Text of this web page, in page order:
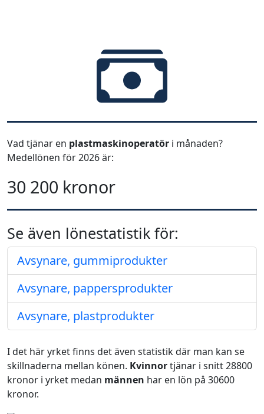
Vad tjänar en plastmaskinoperatör i månaden?
Medellönen för 2026 är:
30 200 kronor
Se även lönestatistik för:
Avsynare, gummiprodukter
Avsynare, pappersprodukter
Avsynare, plastprodukter
I det här yrket finns det även statistik där man kan se
skillnaderna mellan könen. Kvinnortjänar i snitt 28800
kronor i yrket medan männen har en lön på 30600
kronor.